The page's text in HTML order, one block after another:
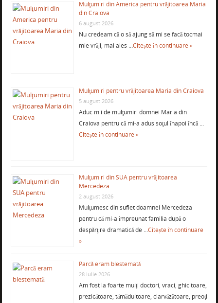
Mulţumiri din America pentru vrăjitoarea Maria
din Craiova
6 august 2026
Nu credeam că o să ajung să mi se facă tocmai
mie vrăji, mai ales …Citește în continuare »
Mulţumiri pentru vrăjitoarea Maria din Craiova
5 august 2026
Aduc mii de mulţumiri domnei Maria din
Craiova pentru că mi-a adus soţul înapoi încă …
Citește în continuare »
Mulţumiri din SUA pentru vrăjitoarea
Mercedeza
2 august 2026
Mulţumesc din suflet doamnei Mercedeza
pentru că mi-a împreunat familia după o
despărţire dramatică de …Citește în continuare
»
Parcă eram blestemată
28 iulie 2026
Am fost la foarte mulţi doctori, vraci, ghicitoare,
prezicătoare, tămăduitoare, clarvăzătoare, preoţi